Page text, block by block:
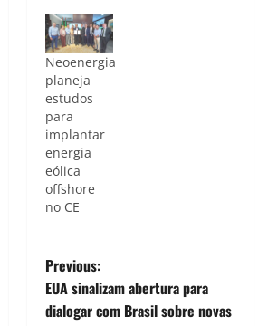
Neoenergia
planeja
estudos
para
implantar
energia
eólica
offshore
no CE
P
o
Previous:
EUA sinalizam abertura para
dialogar com Brasil sobre novas